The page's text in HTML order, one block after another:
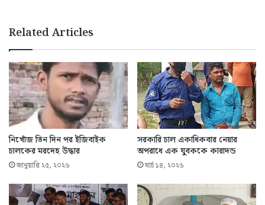
Related Articles
নিখোঁজ তিন দিন পর ইজিবাইক
চালকের মরদেহ উদ্ধার
জানুয়ারি ২৫, ২০২৬
সরকারি চাল একাধিকবার নেয়ার
অপরাধে এক যুবককে কারাদন্ড
মার্চ ১৪, ২০২৬